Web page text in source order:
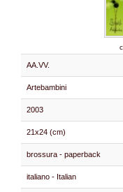
AA.VV.
Artebambini
2003
21x24 (cm)
brossura - paperback
italiano - Italian